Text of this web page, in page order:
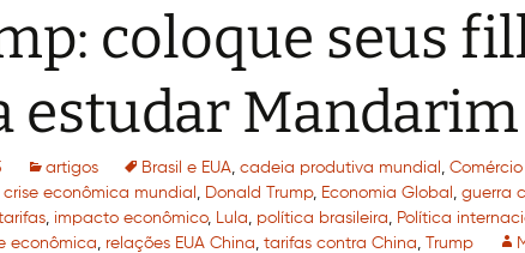
coloque seus
estudar Mandarim
artigos Brasil e EUA, cadeia produtiva mundial , Comércio
crise econômica mundial , Donald Trump, Economia Global , guerra
, impacto econômico, Lula, política brasileira, Política
econômica, relações EUA China, tarifas contra China, Trump